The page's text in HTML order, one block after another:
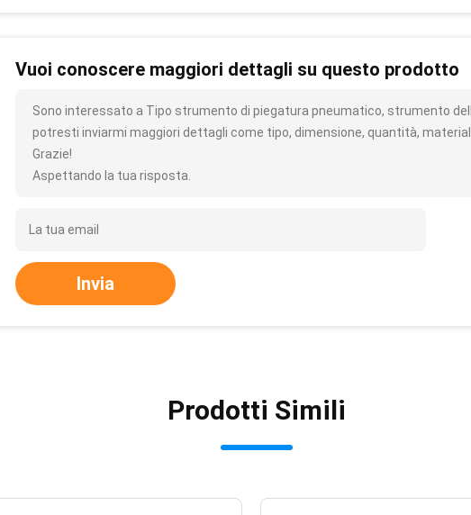
Vuoi conoscere maggiori dettagli su questo prodotto
Sono interessato a Tipo strumento di piegatura pneumatico, strumento
potresti inviarmi maggiori dettagli come tipo, dimensione, quantità,
Grazie!
Aspettando la tua risposta.
Invia
Prodotti Simili